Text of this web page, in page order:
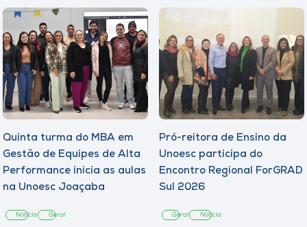
Quinta turma do MBA em
Gestão de Equipes de Alta
Performance inicia as aulas
na Unoesc Joaçaba
Notícia Geral
Pró-reitora de Ensino da
Unoesc participa do
Encontro Regional ForGRAD
Sul 2026
Geral Notícia